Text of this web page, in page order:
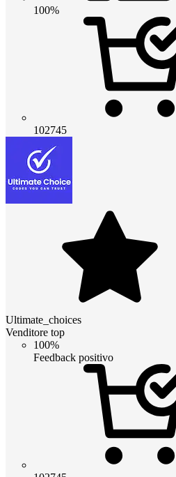
100%
102745
Ultimate_choices
Venditore top
100%
Feedback positivo